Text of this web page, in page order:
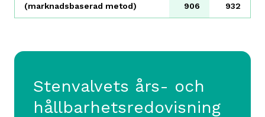
(marknadsbaserad metod)
906
932
Stenvalvets års- och
hållbarhetsredovisning